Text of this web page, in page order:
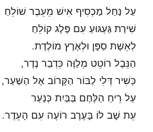
עַל נַחַל מַכְסִיף אִישׁ מֵעֵבֶר שׁוֹלֵחַ
שִׁירַת גַּעְגּוּעַ עִם פֶּלֶג קוֹלֵחַ
לְאֵשֶׁת סַפָּן וּלְאֶרֶץ מוֹלֶדֶת.
הַנֵּבֶל רוֹטֵט מְלַוֶּה כִּדְבַר נֶדֶר,
כְּשִׁיר דְּלִי לַבּוֹר הַקָּרוֹב אֶל הַשַּׁעַר,
עַל רֵיחַ הַלֶּחֶם בַּבַּיִת כְּנַעַר
עֵת שָׁב לוֹ בָּעֶרֶב רוֹעֶה עִם הָעֵדֶר.